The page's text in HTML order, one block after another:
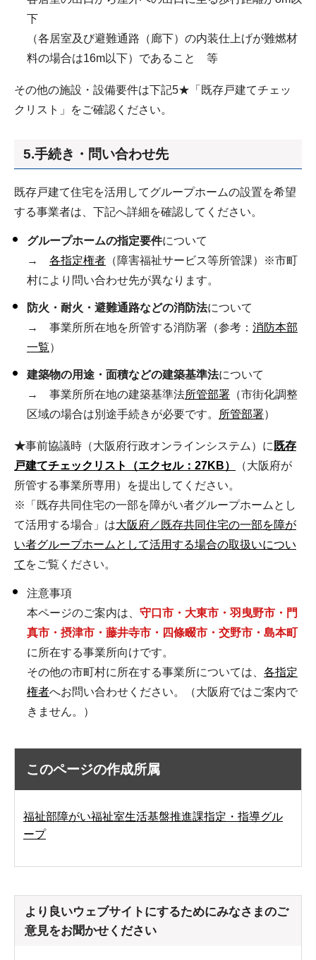
下
（各居室及び避難通路（廊下）の内装仕上げが難燃材
料の場合は16m以下）であること 等
その他の施設・設備要件は下記5★「既存戸建てチェッ
クリスト」をご確認ください。
5.手続き・問い合わせ先
既存戸建て住宅を活用してグループホームの設置を希望
する事業者は、下記へ詳細を確認してください。
グループホームの指定要件について
→ 各指定権者 （障害福祉サービス等所管課）※市町
村により問い合わせ先が異なります。
防火・耐火・避難通路などの消防法について
→ 事業所所在地を所管する消防署（参考： 消防本部
一覧）
建築物の用途・面積などの建築基準法について
→ 事業所所在地の建築基準法所管部署 （市街化調整
区域の場合は別途手続きが必要です。
所管部署）
★事前協議時（大阪府行政オンラインシステム）に 既存
戸建てチェックリスト（エクセル：27KB）
（大阪府が
所管する事業所専用）を提出してください。
※「既存共同住宅の一部を障がい者グループホームとし
て活用する場合」は大阪府／既存共同住宅の一部を障が
い者グループホームとして活用する場合の取扱いについ
て をご覧ください。
注意事項
本ページのご案内は、 守口市・大東市・羽曳野市・門
真市・摂津市・藤井寺市・四條畷市・交野市・島本町
に所在する事業所向けです。
その他の市町村に所在する事業所については、 各指定
権者へお問い合わせください。（大阪府ではご案内で
きません。）
このページの作成所属
福祉部障がい福祉室生活基盤推進課指定・指導グル
ープ
より良いウェブサイトにするためにみなさまのご
意見をお聞かせください